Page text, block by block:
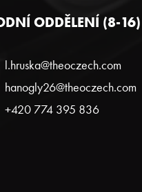
ODDĚLENÍ (8-16)
l.hruska@theoczech.com
hanogly26@theoczech.com
+420 774 395 836